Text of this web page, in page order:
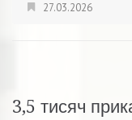
27.03.2026
3,5 тисяч